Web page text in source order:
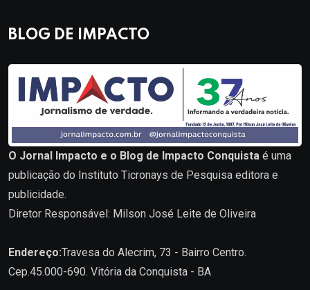
BLOG DE IMPACTO
O Jornal Impacto e o Blog de Impacto Conquista é uma
publicação do Instituto Ticronays de Pesquisa editora e
publicidade.
Diretor Responsável: Milson José Leite de Oliveira
Endereço:Travesa do Alecrim, 73 - Bairro Centro.
Cep.45.000-690. Vitória da Conquista - BA